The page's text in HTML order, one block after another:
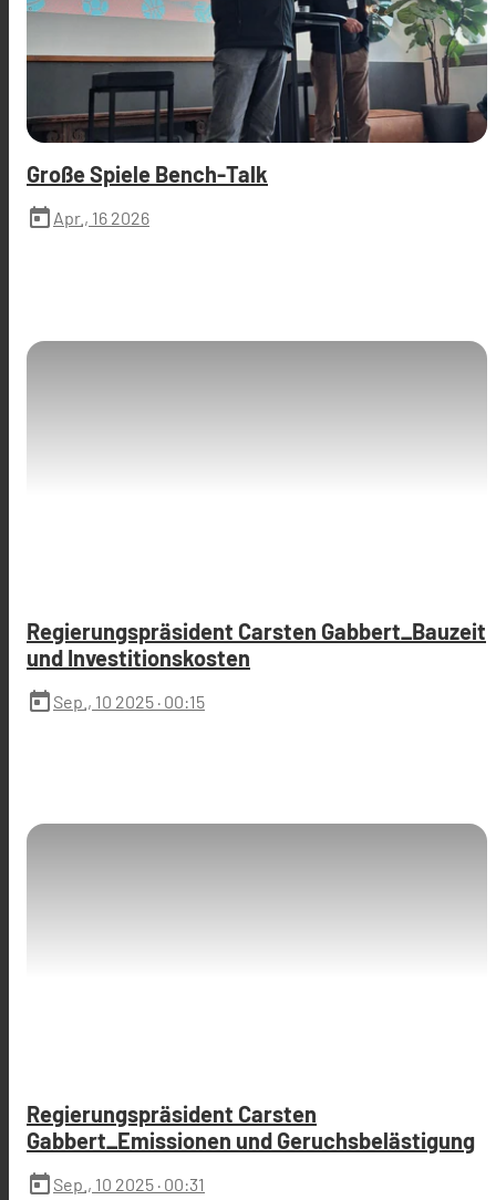
Große Spiele Bench-Talk
today Apr., 16 2026
Regierungspräsident Carsten Gabbert_Bauzeit
und Investitionskosten
today Sep., 10 2025 · 00:15
Regierungspräsident Carsten
Gabbert_Emissionen und Geruchsbelästigung
today Sep., 10 2025 · 00:31